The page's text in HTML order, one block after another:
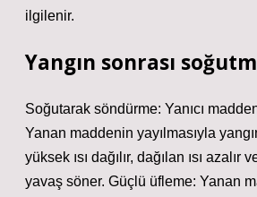
ilgilenir.
Yangın sonrası
Soğutarak söndürme: Yanıcı
Yanan maddenin yayılmasıyla
yüksek ısı dağılır, dağılan ısı azalır
yavaş söner. Güçlü üfleme: Yanan